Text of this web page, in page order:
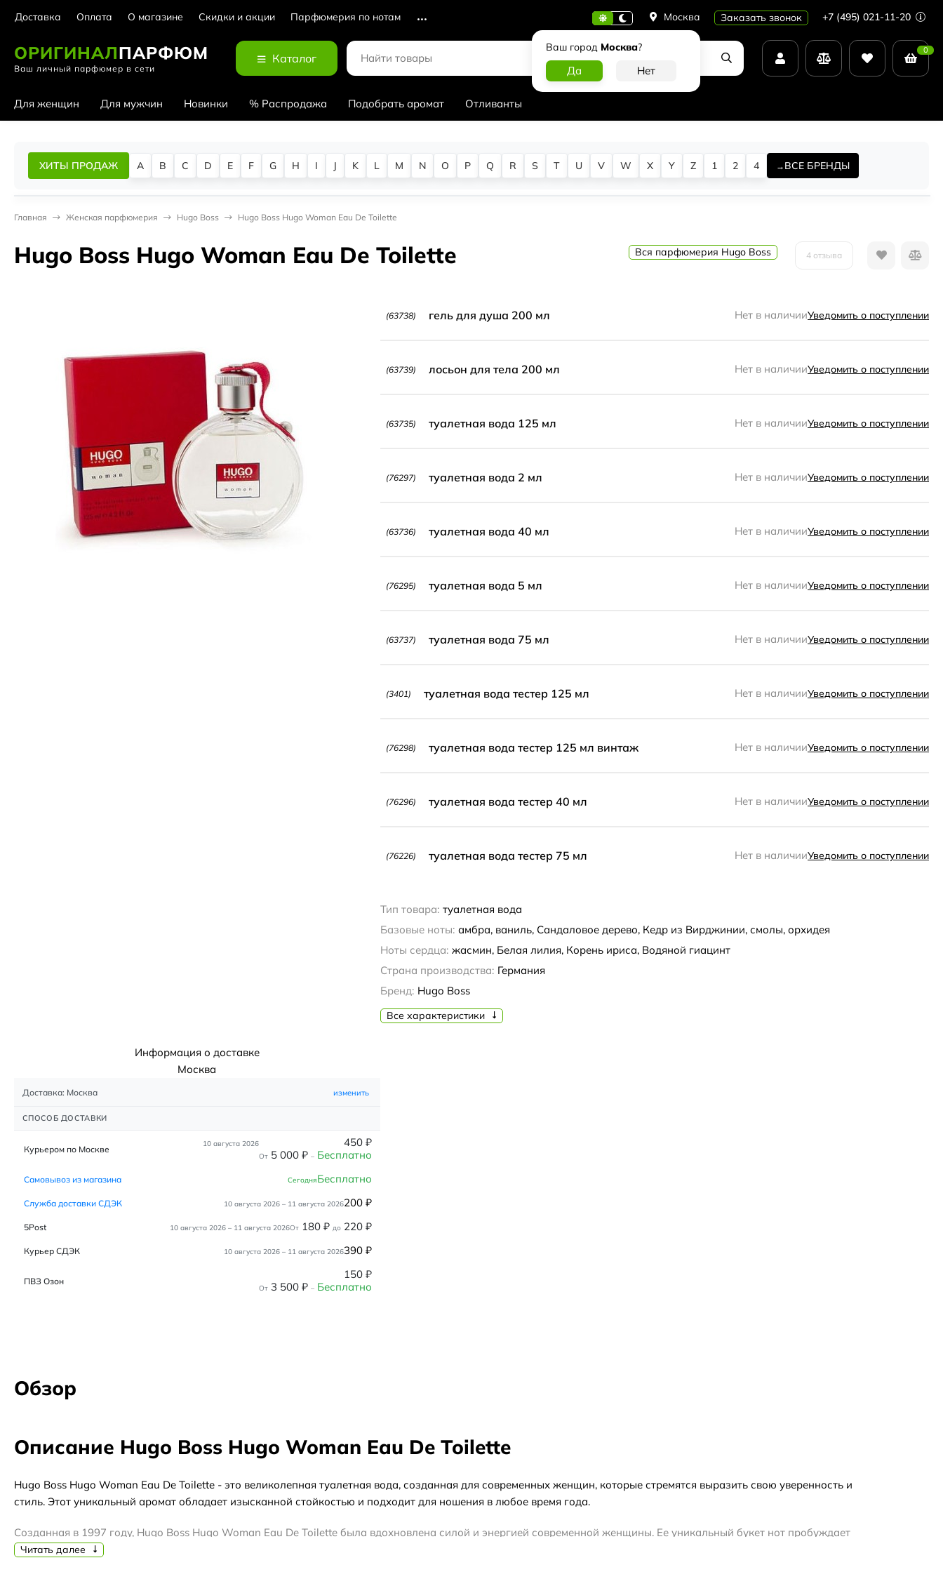
Доставка Оплата О магазине Скидки и акции Парфюмерия по нотам Москва
Ваш город Москва?
Заказать звонок +7 (495) 021-11-20
ОРИГИНАЛПАРФЮМ
Ваш личный парфюмер в сети
Каталог
0
Для женщин Для мужчин Новинки % Распродажа Подобрать аромат Отливанты
ХИТЫ ПРОДАЖ A B C D E F G H I J K L M N O P Q R S T U V W X Y Z 1 2 4 ВСЕ БРЕНДЫ
Главная Женская парфюмерия Hugo Boss Hugo Boss Hugo Woman Eau De Toilette
Hugo Boss Hugo Woman Eau De Toilette Вся парфюмерия Hugo Boss 4 отзыва
(63738) гель для душа 200 мл Нет в наличииУведомить о поступлении
(63739) лосьон для тела 200 мл Нет в наличииУведомить о поступлении
(63735) туалетная вода 125 мл Нет в наличииУведомить о поступлении
(76297) туалетная вода 2 мл Нет в наличииУведомить о поступлении
(63736) туалетная вода 40 мл Нет в наличииУведомить о поступлении
(76295) туалетная вода 5 мл Нет в наличииУведомить о поступлении
(63737) туалетная вода 75 мл Нет в наличииУведомить о поступлении
(3401) туалетная вода тестер 125 мл Нет в наличииУведомить о поступлении
(76298) туалетная вода тестер 125 мл винтаж Нет в наличииУведомить о поступлении
(76296) туалетная вода тестер 40 мл Нет в наличииУведомить о поступлении
(76226) туалетная вода тестер 75 мл Нет в наличииУведомить о поступлении
Тип товара: туалетная вода
Базовые ноты: амбра, ваниль, Сандаловое дерево, Кедр из Вирджинии, смолы, орхидея
Ноты сердца: жасмин, Белая лилия, Корень ириса, Водяной гиацинт
Страна производства: Германия
Бренд: Hugo Boss
Все характеристики
Информация о доставке
Москва
Доставка: Москва изменить
СПОСОБ ДОСТАВКИ
Курьером по Москве 10 августа 2026 450 ₽
От 5 000 ₽ – Бесплатно
Самовывоз из магазина СегодняБесплатно
Служба доставки СДЭК 10 августа 2026 – 11 августа 2026200 ₽
5Post 10 августа 2026 – 11 августа 2026От 180 ₽ до 220 ₽
Курьер СДЭК 10 августа 2026 – 11 августа 2026390 ₽
ПВЗ Озон 150 ₽
От 3 500 ₽ – Бесплатно
Обзор
Описание Hugo Boss Hugo Woman Eau De Toilette
Hugo Boss Hugo Woman Eau De Toilette - это великолепная туалетная вода, созданная для современных женщин, которые стремятся выразить свою уверенность и
стиль. Этот уникальный аромат обладает изысканной стойкостью и подходит для ношения в любое время года.
Созданная в 1997 году, Hugo Boss Hugo Woman Eau De Toilette была вдохновлена силой и энергией современной женщины. Ее уникальный букет нот пробуждает
чувства и придает неповторимую индивидуальность.
Читать далее